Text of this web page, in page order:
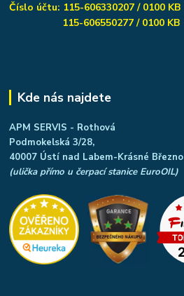
Číslo účtu: 115-606330207 / 0100 KB
115-606550277 / 0100 KB
Kde nás najdete
APM SERVIS - Rothová
Podmokelská 3/28,
40007 Ústí nad Labem-Krásné Březno
(ulička přímo u čerpací stanice EuroOIL)